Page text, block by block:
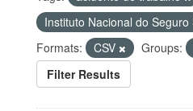
Instituto Nacional do Seguro
Formats:
CSV Groups:
Filter Results